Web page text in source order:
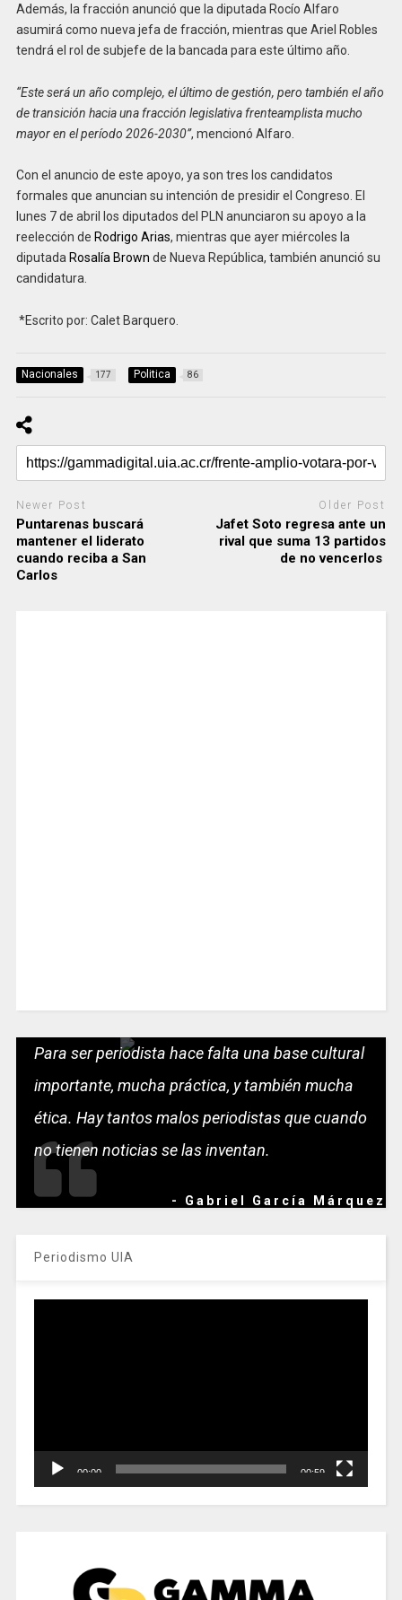
Además, la fracción anunció que la diputada Rocío Alfaro
asumirá como nueva jefa de fracción, mientras que Ariel Robles
tendrá el rol de subjefe de la bancada para este último año.
“Este será un año complejo, el último de gestión, pero también el año
de transición hacia una fracción legislativa frenteamplista mucho
mayor en el período 2026-2030”, mencionó Alfaro.
Con el anuncio de este apoyo, ya son tres los candidatos
formales que anuncian su intención de presidir el Congreso. El
lunes 7 de abril los diputados del PLN anunciaron su apoyo a la
reelección de Rodrigo Arias, mientras que ayer miércoles la
diputada Rosalía Brown de Nueva República, también anunció su
candidatura.
*Escrito por: Calet Barquero.
Nacionales 177 Politica 86
Newer Post
Puntarenas buscará
mantener el liderato
cuando reciba a San
Carlos
Older Post
Jafet Soto regresa ante un
rival que suma 13 partidos
de no vencerlos
Para ser periodista hace falta una base cultural
importante, mucha práctica, y también mucha
ética. Hay tantos malos periodistas que cuando
no tienen noticias se las inventan.
- Gabriel García Márquez
Periodismo UIA
00:00 00:59